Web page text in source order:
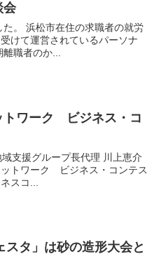
会
。 浜松市在住の求職者の就労
けて運営されているパーソナ
職者のか...
トワーク ビジネス・コ
支援グループ長代理 川上恵介
トワーク ビジネス・コンテス
スコ...
タ」は砂の造形大会と